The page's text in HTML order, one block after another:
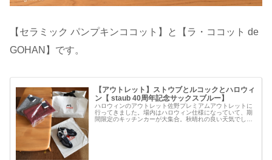
【セラミック パンプキンココット】と【ラ・ココット de
GOHAN】です。
【アウトレット】ストウブとルコックとハロウィ
ン【 staub 40周年記念サックスブルー】
ハロウィンのアウトレット佐野プレミアムアウトレットに
行ってきました。場内はハロウィン仕様になっていて、期
間限定のキッチンカーが大集合。秋晴れの良い天気でし